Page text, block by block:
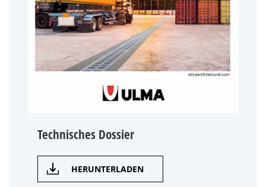
Technisches Dossier
HERUNTERLADEN